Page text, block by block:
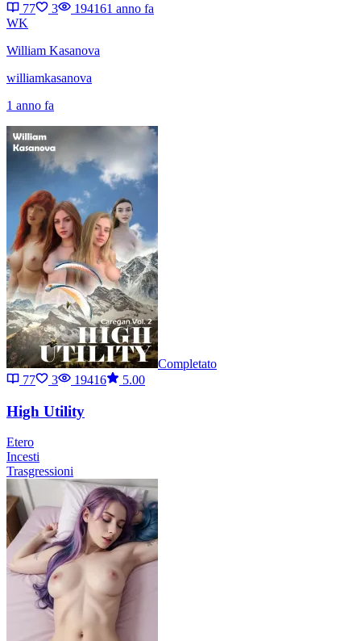
77 3 194161 anno fa
WK
William Kasanova
williamkasanova
1 anno fa
Completato
77
3 19416 5.00
High Utility
Etero
Incesti
Trasgressioni